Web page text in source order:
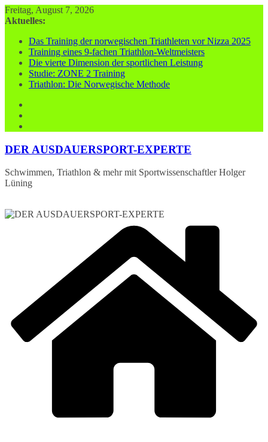
Zum
Inhalt
Freitag, August 7, 2026
Aktuelles:
Das Training der norwegischen Triathleten vor Nizza 2025
Training eines 9-fachen Triathlon-Weltmeisters
Die vierte Dimension der sportlichen Leistung
Studie: ZONE 2 Training
Triathlon: Die Norwegische Methode
DER AUSDAUERSPORT-EXPERTE
Schwimmen, Triathlon & mehr mit Sportwissenschaftler Holger
Lüning